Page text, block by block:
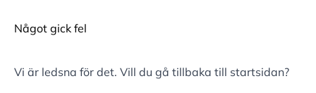
Något gick fel
Vi är ledsna för det. Vill du gå tillbaka till startsidan?